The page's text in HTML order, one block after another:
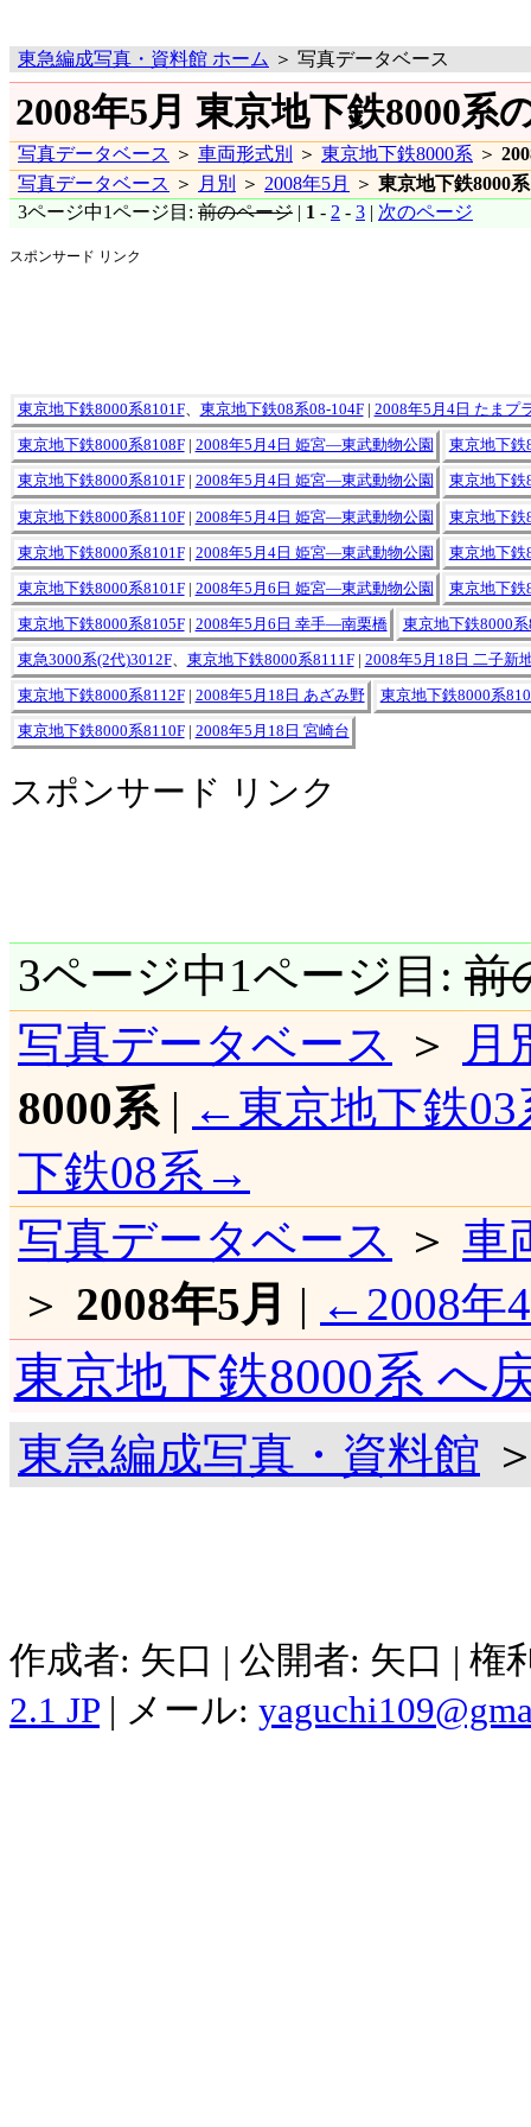
東急編成写真・資料館 ホーム ＞ 写真データベース
2008年5月 東京地下鉄8000系
写真データベース ＞ 車両形式別 ＞ 東京地下鉄8000系 ＞
写真データベース ＞ 月別 ＞ 2008年5月 ＞ 東京地下鉄8000系
3ページ中1ページ目: 前のページ | 1 - 2 - 3 | 次のページ
スポンサード リンク
東京地下鉄8000系8101F、 東京地下鉄08系08-104F| 2008年5月4日 たまプ
東京地下鉄8000系8108F| 2008年5月4日 姫宮―東武動物公園 東京地下鉄
東京地下鉄8000系8101F| 2008年5月4日 姫宮―東武動物公園 東京地下鉄
東京地下鉄8000系8110F| 2008年5月4日 姫宮―東武動物公園 東京地下鉄
東京地下鉄8000系8101F| 2008年5月4日 姫宮―東武動物公園 東京地下鉄
東京地下鉄8000系8101F| 2008年5月6日 姫宮―東武動物公園 東京地下鉄
東京地下鉄8000系8105F| 2008年5月6日 幸手―南栗橋 東京地下鉄8000系
東急3000系(2代)3012F、 東京地下鉄8000系8111F| 2008年5月18日 二子新
東京地下鉄8000系8112F| 2008年5月18日 あざみ野 東京地下鉄8000系
東京地下鉄8000系8110F| 2008年5月18日 宮崎台
スポンサード リンク
3ページ中1ページ目: 前
写真データベース
＞
月
8000系| ←東京地下鉄03
下鉄08系→
写真データベース
＞ 車
＞ 2008年5月 | ←2008年
東京地下鉄8000系 へ
東急編成写真・資料館
作成者: 矢口 | 公開者: 矢口 |
2.1 JP | メール: